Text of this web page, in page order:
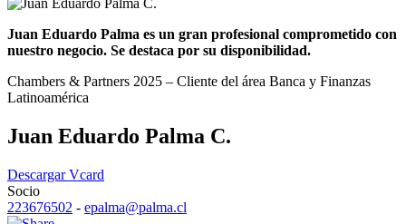
Juan Eduardo Palma es un gran profesional comprometido con
nuestro negocio. Se destaca por su disponibilidad.
Chambers & Partners 2025 – Cliente del área Banca y Finanzas
Latinoamérica
Juan Eduardo Palma C.
Descargar Vcard
Socio
223676502 - epalma@palma.cl